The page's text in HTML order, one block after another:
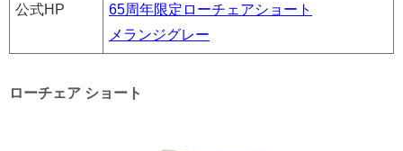
公式HP
65周年限定ローチェアショート
メランジグレー
ローチェア ショート